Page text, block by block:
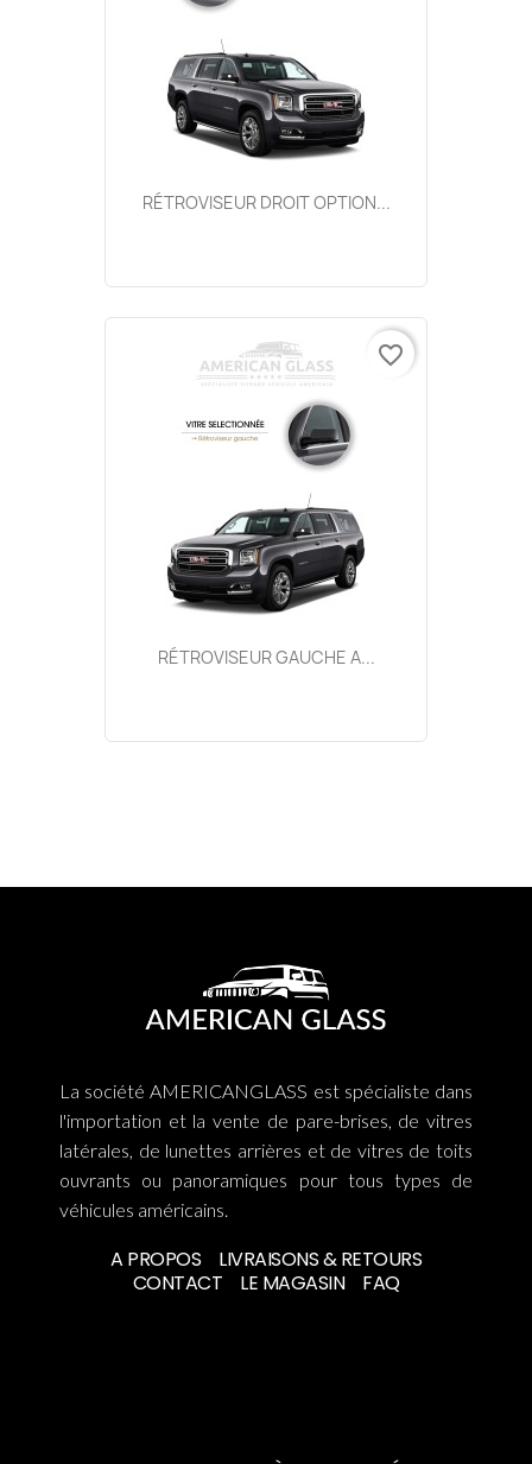
RÉTROVISEUR DROIT OPTION...
RÉTROVISEUR GAUCHE A...
favorite_border
La société AMERICANGLASS est spécialiste dans
l'importation et la vente de pare-brises, de vitres
latérales, de lunettes arrières et de vitres de toits
ouvrants ou panoramiques pour tous types de
véhicules américains.
A PROPOS
LIVRAISONS & RETOURS
CONTACT
LE MAGASIN FAQ